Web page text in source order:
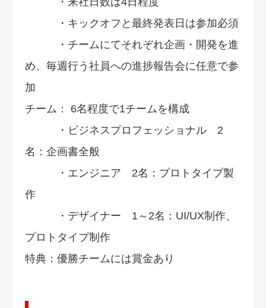
・キックオフと最終発表日は参加必須
・チームにてそれぞれ企画・開発を進
め、毎週行う社員への進捗報告会に任意で参
加
チーム： 6名程度で1チームを構成
・ビジネスプロフェッショナル 2
名：企画書全般
・エンジニア 2名：プロトタイプ製
作
・デザイナー 1～2名：UI/UX制作、
プロトタイプ制作
特典：優勝チームには賞金あり